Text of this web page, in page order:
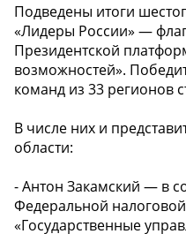
Подведены итоги
«Лидеры России» —
Президентской
возможностей».
команд из 33 регионов
В числе них и
области:
- Антон Закамский — в
Федеральной
«Государственные